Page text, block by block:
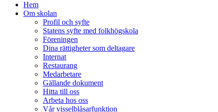
Hem
Om skolan
Profil och syfte
Statens syfte med folkhögskola
Föreningen
Dina rättigheter som deltagare
Internat
Restaurang
Medarbetare
Gällande dokument
Hitta till oss
Arbeta hos oss
Vår visselblåsarfunktion